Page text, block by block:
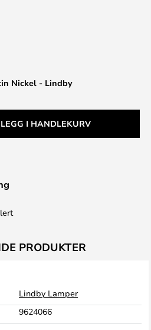
Nickel - Lindby
LEGG I HANDLEKURV
PRODUKTER
Lindby Lamper
9624066